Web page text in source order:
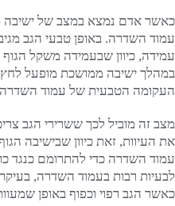
כאשר אדם נמצא במצב של ישיבה
עמוד השדרה. באופן טבעי הגב
עמידה, כיוון שבעמידה משקל
במהלך ישיבה ממושכת מופעל לחץ
העקומה הטבעית של עמוד
מצב זה מוביל לכך ששרירי הגב
את העיוות, זאת כיוון שבישיבה
עמוד השדרה כדי להתרומם כנגד
לבעיות רבות בעמוד השדרה,
כאשר הגב רפוי וכפוף באופן